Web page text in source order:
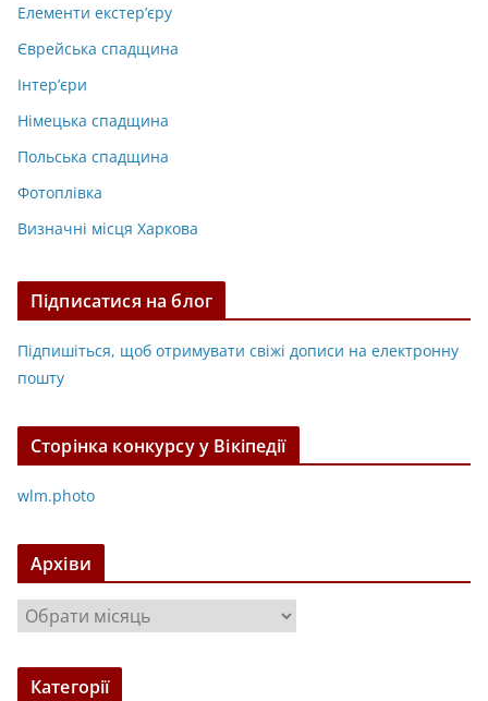
Елементи екстер’єру
Єврейська спадщина
Інтер’єри
Німецька спадщина
Польська спадщина
Фотоплівка
Визначні місця Харкова
Підписатися на блог
Підпишіться, щоб отримувати свіжі дописи на електронну
пошту
Сторінка конкурсу у Вікіпедії
wlm.photo
Архіви
х
Категорії